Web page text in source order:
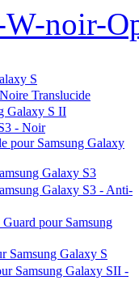
W-noir-
S
Translucide
Galaxy S II
- Noir
pour Samsung Galaxy
Galaxy S3
Galaxy S3 - Anti-
pour Samsung
Samsung Galaxy S
Samsung Galaxy SII -